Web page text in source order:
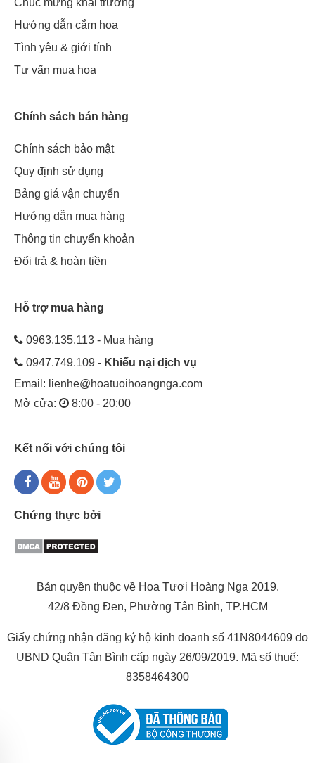
Hướng dẫn cắm hoa
Tình yêu & giới tính
Tư vấn mua hoa
Chính sách bán hàng
Chính sách bảo mật
Quy định sử dụng
Bảng giá vận chuyển
Hướng dẫn mua hàng
Thông tin chuyển khoản
Đổi trả & hoàn tiền
Hỗ trợ mua hàng
0963.135.113 - Mua hàng
0947.749.109 - Khiếu nại dịch vụ
Email: lienhe@hoatuoihoangnga.com
Mở cửa:
8:00 - 20:00
Kết nối với chúng tôi
Chứng thực bởi
Bản quyền thuộc về Hoa Tươi Hoàng Nga 2019.
42/8 Đồng Đen, Phường Tân Bình, TP.HCM
Giấy chứng nhận đăng ký hộ kinh doanh số 41N8044609 do
UBND Quận Tân Bình cấp ngày 26/09/2019. Mã số thuế:
8358464300